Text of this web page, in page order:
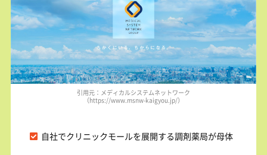
引用元：メディカルシステムネットワーク
（https://www.msnw-kaigyou.jp/）
自社でクリニックモールを展開する調剤薬局が母体